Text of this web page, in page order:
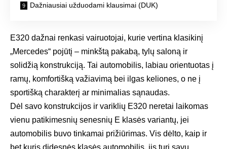
Dažniausiai užduodami klausimai (DUK)
E320 dažnai renkasi vairuotojai, kurie vertina klasikinį
„Mercedes“ pojūtį – minkštą pakabą, tylų saloną ir
solidžią konstrukciją. Tai automobilis, labiau orientuotas į
ramų, komfortišką važiavimą bei ilgas keliones, o ne į
sportišką charakterį ar minimalias sąnaudas.
Dėl savo konstrukcijos ir variklių E320 neretai laikomas
vienu patikimesnių senesnių E klasės variantų, jei
automobilis buvo tinkamai prižiūrimas. Vis dėlto, kaip ir
bet kuris didesnės klasės automobilis, jis turi savų